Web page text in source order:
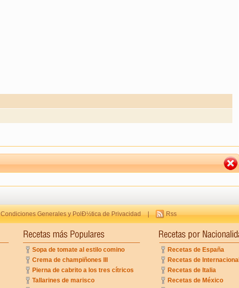
Condiciones Generales y PolÐ½tica de Privacidad | Rss
Sopa de tomate al estilo comino
Crema de champiñones III
Pierna de cabrito a los tres cítricos
Tallarines de marisco
Recetas de España
Recetas de Internacional
Recetas de Italia
Recetas de México